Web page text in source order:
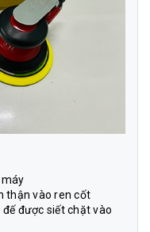
máy
thận vào ren cốt
được siết chặt vào